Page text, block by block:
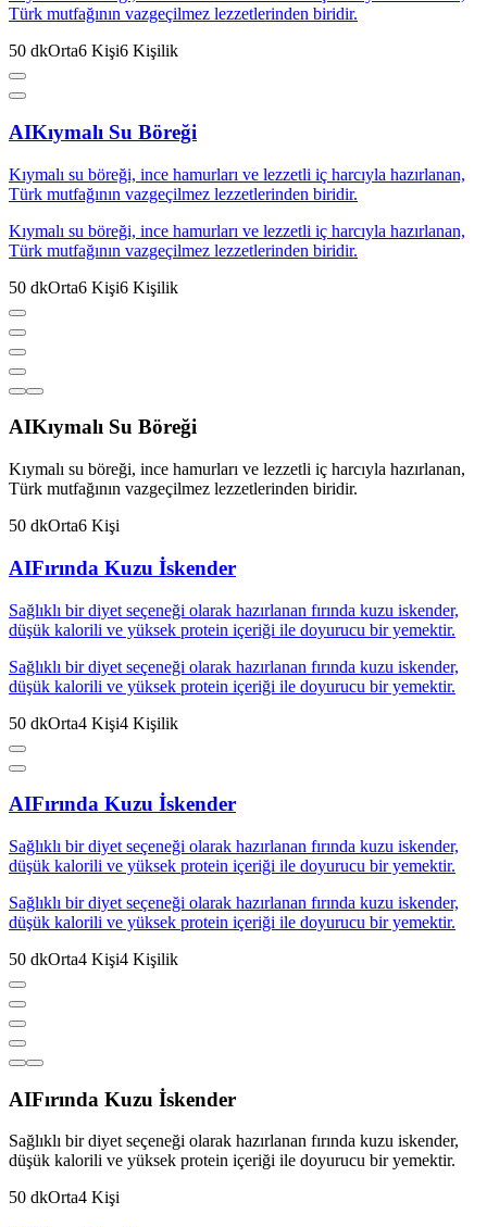
Türk mutfağının vazgeçilmez lezzetlerinden biridir.
50 dkOrta6 Kişi6 Kişilik
AIKıymalı Su Böreği
Kıymalı su böreği, ince hamurları ve lezzetli iç harcıyla hazırlanan,
Türk mutfağının vazgeçilmez lezzetlerinden biridir.
Kıymalı su böreği, ince hamurları ve lezzetli iç harcıyla hazırlanan,
Türk mutfağının vazgeçilmez lezzetlerinden biridir.
50 dkOrta6 Kişi6 Kişilik
AIKıymalı Su Böreği
Kıymalı su böreği, ince hamurları ve lezzetli iç harcıyla hazırlanan,
Türk mutfağının vazgeçilmez lezzetlerinden biridir.
50 dkOrta6 Kişi
AIFırında Kuzu İskender
Sağlıklı bir diyet seçeneği olarak hazırlanan fırında kuzu iskender,
düşük kalorili ve yüksek protein içeriği ile doyurucu bir yemektir.
Sağlıklı bir diyet seçeneği olarak hazırlanan fırında kuzu iskender,
düşük kalorili ve yüksek protein içeriği ile doyurucu bir yemektir.
50 dkOrta4 Kişi4 Kişilik
AIFırında Kuzu İskender
Sağlıklı bir diyet seçeneği olarak hazırlanan fırında kuzu iskender,
düşük kalorili ve yüksek protein içeriği ile doyurucu bir yemektir.
Sağlıklı bir diyet seçeneği olarak hazırlanan fırında kuzu iskender,
düşük kalorili ve yüksek protein içeriği ile doyurucu bir yemektir.
50 dkOrta4 Kişi4 Kişilik
AIFırında Kuzu İskender
Sağlıklı bir diyet seçeneği olarak hazırlanan fırında kuzu iskender,
düşük kalorili ve yüksek protein içeriği ile doyurucu bir yemektir.
50 dkOrta4 Kişi